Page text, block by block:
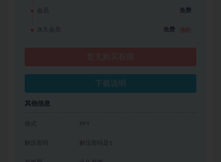
会员 免费
永久会员 免费
下载说明
其他信息
格式 PPT
解压密码是1